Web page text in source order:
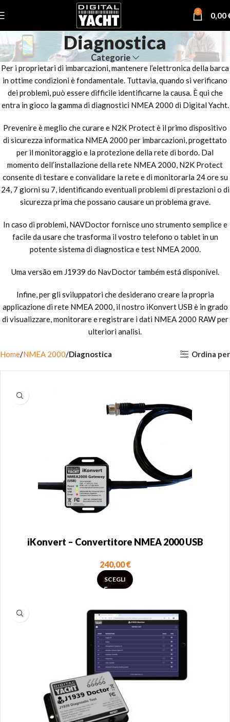
0 0,00
Diagnostica
Categorie
Per i proprietari di imbarcazioni, mantenere l’elettronica della barca
in ottime condizioni è fondamentale. Tuttavia, quando si verificano
dei problemi, può essere difficile identificarne la causa. È qui che
entra in gioco la gamma di diagnostici NMEA 2000 di Digital Yacht.
Prevenire è meglio che curare e N2K Protect è il primo dispositivo
di sicurezza informatica NMEA 2000 per imbarcazioni, progettato
per il monitoraggio e la protezione della rete di bordo. Dal
momento dell’installazione della rete NMEA 2000, N2K Protect
consente di testare e convalidare la rete e di monitorarla 24 ore su
24, 7 giorni su 7, identificando eventuali problemi di prestazioni o di
sicurezza prima che possano causare un problema grave.
In caso di problemi, NAVDoctor fornisce uno strumento semplice e
facile da usare che trasforma il vostro telefono o tablet in un
potente sistema di diagnostica e test NMEA 2000.
Uma versão em J1939 do NavDoctor também está disponível.
Infine, per gli sviluppatori che desiderano creare la propria
applicazione di rete NMEA 2000, il nostro iKonvert USB è in grado
di visualizzare, monitorare e registrare i dati NMEA 2000 RAW per
ulteriori analisi.
Home NMEA 2000 Diagnostica Ordina per
iKonvert – Convertitore NMEA 2000 USB
240,00€
SCEGLI